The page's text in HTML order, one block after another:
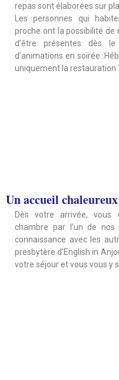
repas sont élaborées sur
Les personnes qui
proche ont la possibilité de
d’être présentes dès
d’animations en soirée.
uniquement la restauration
Un accueil chaleureux
Dès votre arrivée, vous
chambre par l’un de
connaissance avec les
presbytère d’English in
votre séjour et vous vous y